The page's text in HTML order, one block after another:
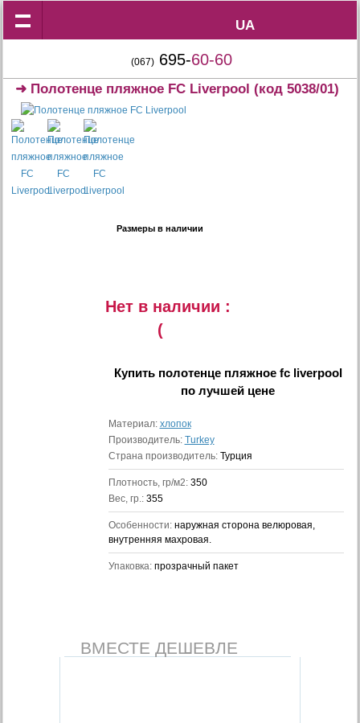
UA
UA
(067) 695-60-60
➜ Полотенце пляжное FC Liverpool (код 5038/01)
Размеры в наличии
Нет в наличии :
(
Купить полотенце пляжное fc liverpool
по лучшей цене
Материал: хлопок
Производитель: Turkey
Страна производитель: Турция
Плотность, гр/м2: 350
Вес, гр.: 355
Особенности: наружная сторона велюровая,
внутренняя махровая.
Упаковка: прозрачный пакет
ВМЕСТЕ ДЕШЕВЛЕ